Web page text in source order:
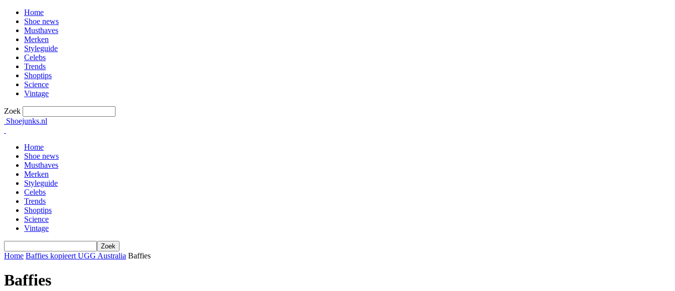
Home
Shoe news
Musthaves
Merken
Styleguide
Celebs
Trends
Shoptips
Science
Vintage
Zoek
Shoejunks.nl
Home
Shoe news
Musthaves
Merken
Styleguide
Celebs
Trends
Shoptips
Science
Vintage
Home Baffies kopieert UGG Australia Baffies
Baffies